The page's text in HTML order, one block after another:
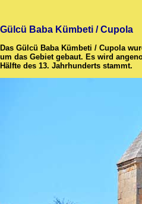
Gülcü Baba Kümbeti / Cupola
Das Gülcü Baba Kümbeti / Cupola
um das Gebiet gebaut. Es wird
Hälfte des 13. Jahrhunderts stammt.